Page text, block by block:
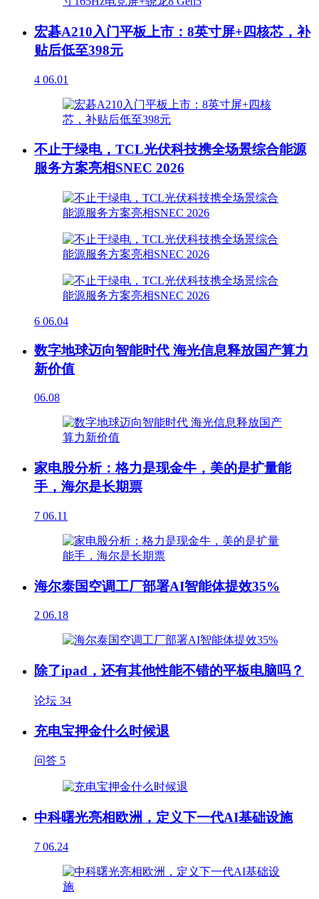
宏碁A210入门平板上市：8英寸屏+四核芯，补
贴后低至398元
4 06.01
不止于绿电，TCL光伏科技携全场景综合能源
服务方案亮相SNEC 2026
6 06.04
数字地球迈向智能时代 海光信息释放国产算力
新价值
06.08
家电股分析：格力是现金牛，美的是扩量能
手，海尔是长期票
7 06.11
海尔泰国空调工厂部署AI智能体提效35%
2 06.18
除了ipad，还有其他性能不错的平板电脑吗？
论坛 34
充电宝押金什么时候退
问答 5
中科曙光亮相欧洲，定义下一代AI基础设施
7 06.24